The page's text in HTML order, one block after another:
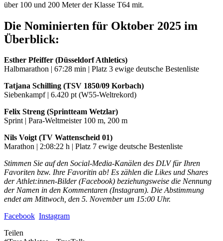
über 100 und 200 Meter der Klasse T64 mit.
Die Nominierten für Oktober 2025 im
Überblick:
Esther Pfeiffer (Düsseldorf Athletics)
Halbmarathon | 67:28 min | Platz 3 ewige deutsche Bestenliste
Tatjana Schilling (TSV 1850/09 Korbach)
Siebenkampf | 6.420 pt (W55-Weltrekord)
Felix Streng (Sprintteam Wetzlar)
Sprint | Para-Weltmeister 100 m, 200 m
Nils Voigt (TV Wattenscheid 01)
Marathon | 2:08:22 h | Platz 7 ewige deutsche Bestenliste
Stimmen Sie auf den Social-Media-Kanälen des DLV für Ihren
Favoriten bzw. Ihre Favoritin ab! Es zählen die Likes und Shares
der Athlet:innen-Bilder (Facebook) beziehungsweise die Nennung
der Namen in den Kommentaren (Instagram). Die Abstimmung
endet am Mittwoch, den 5. November um 15:00 Uhr.
Facebook Instagram
Teilen